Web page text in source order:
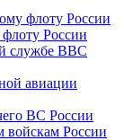
флоту России
России
службе ВВС
авиации
ВС России
России